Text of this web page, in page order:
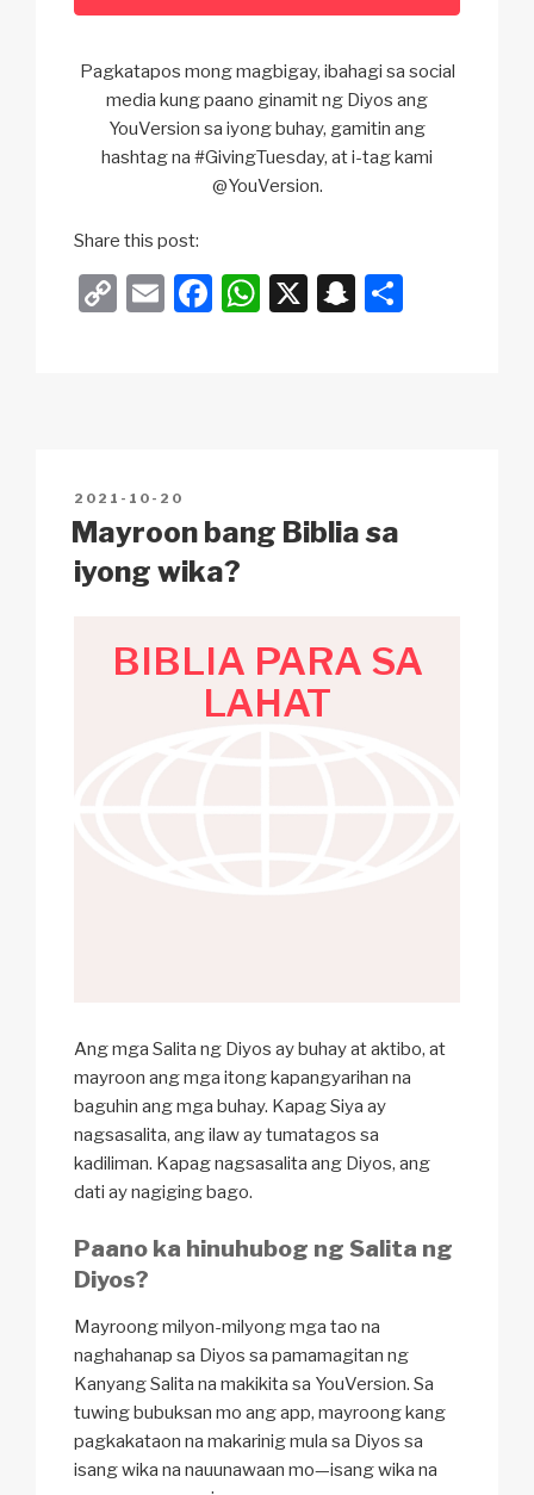
Pagkatapos mong magbigay, ibahagi sa social
media kung paano ginamit ng Diyos ang
YouVersion sa iyong buhay, gamitin ang
hashtag na #GivingTuesday, at i-tag kami
@YouVersion.
Share this post:
C
n
k
E
F
o
k
W
p
X
S
at
POSTED
ON
2021-10-20
Mayroon bang Biblia sa
iyong wika?
BIBLIA PARA SA
LAHAT
Ang mga Salita ng Diyos ay buhay at aktibo, at
mayroon ang mga itong kapangyarihan na
baguhin ang mga buhay. Kapag Siya ay
nagsasalita, ang ilaw ay tumatagos sa
kadiliman. Kapag nagsasalita ang Diyos, ang
dati ay nagiging bago.
Paano ka hinuhubog ng Salita ng
Diyos?
Mayroong milyon-milyong mga tao na
naghahanap sa Diyos sa pamamagitan ng
Kanyang Salita na makikita sa YouVersion. Sa
tuwing bubuksan mo ang app, mayroong kang
pagkakataon na makarinig mula sa Diyos sa
isang wika na nauunawaan mo—isang wika na